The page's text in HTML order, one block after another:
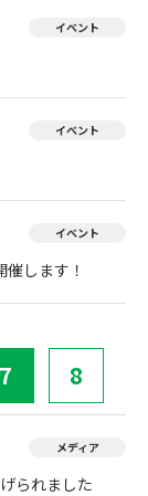
イベント
イベント
イベント
します！
7 8
メディア
られました